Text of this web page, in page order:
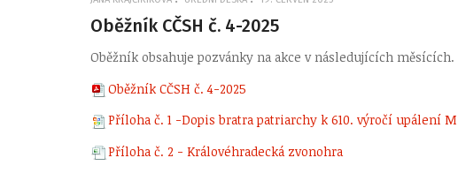
Oběžník CČSH č. 4-2025
Oběžník obsahuje pozvánky na akce v následujících měsících.
Oběžník CČSH č. 4-2025
Příloha č. 1 -Dopis bratra patriarchy k 610. výročí upálení
Příloha č. 2 - Královéhradecká zvonohra